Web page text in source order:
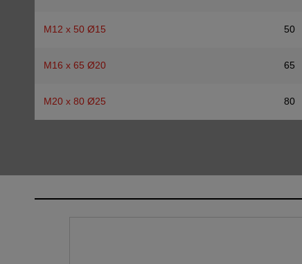
M12 x 50 Ø15 50
M16 x 65 Ø20 65
M20 x 80 Ø25 80